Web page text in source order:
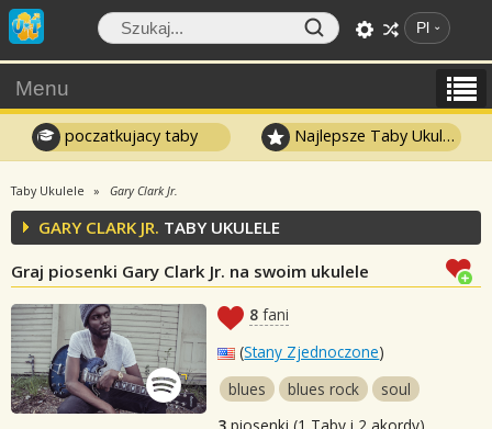
Pl
Menu
poczatkujacy taby Najlepsze Taby Ukulele
Taby Ukulele Gary Clark Jr.
GARY CLARK JR. TABY UKULELE
Graj piosenki Gary Clark Jr. na swoim ukulele
8 fani
(Stany Zjednoczone)
blues
blues rock
soul